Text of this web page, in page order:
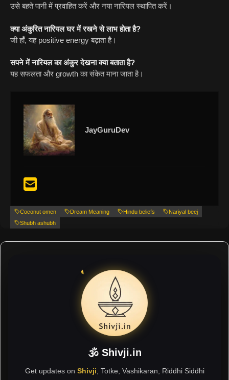
उसे बहते पानी में प्रवाहित करें और नया नारियल स्थापित करें।
क्या अंकुरित नारियल घर में रखने से लाभ होता है?
जी हाँ, यह positive energy बढ़ाता है।
सपने में नारियल का अंकुर देखना क्या बताता है?
यह सफलता और growth का संकेत माना जाता है।
JayGuruDev
Coconut omen Dream Meaning Hindu beliefs
Nariyal beej
Shubh ashubh
🕉 Shivji.in
Get updates on Shivji , Totke, Vashikaran, Riddhi Siddhi